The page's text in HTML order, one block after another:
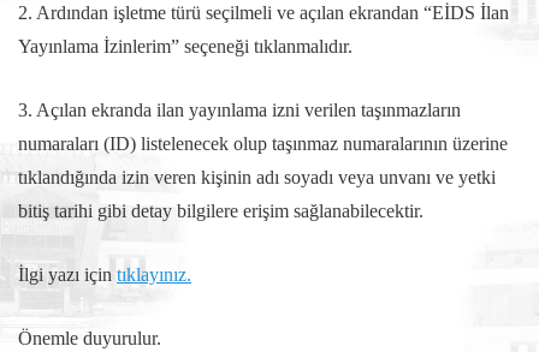
2. Ardından işletme türü seçilmeli ve açılan ekrandan “EİDS İlan
Yayınlama İzinlerim” seçeneği tıklanmalıdır.
3. Açılan ekranda ilan yayınlama izni verilen taşınmazların
numaraları (ID) listelenecek olup taşınmaz numaralarının üzerine
tıklandığında izin veren kişinin adı soyadı veya unvanı ve yetki
bitiş tarihi gibi detay bilgilere erişim sağlanabilecektir.
İlgi yazı için tıklayınız.
Önemle duyurulur.